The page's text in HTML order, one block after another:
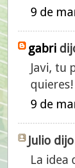
9 de
gabri
Javi, tu
quieres!
9 de
Julio
La idea